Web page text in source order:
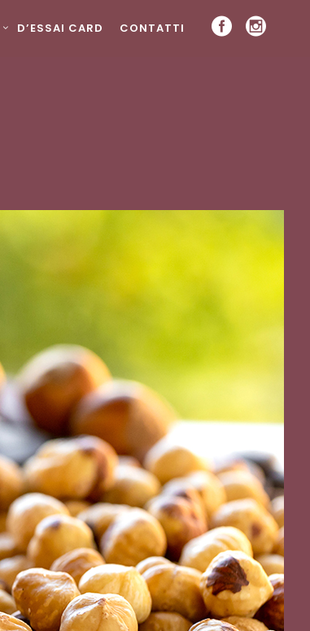
D’ESSAI CARD CONTATTI